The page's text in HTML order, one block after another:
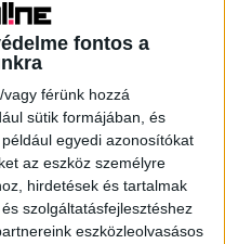
fontos a
férünk hozzá
sütik formájában, és
egyedi azonosítókat
az eszköz személyre
hirdetések és tartalmak
szolgáltatásfejlesztéshez
eszközleolvasásos
emberek beszélnek
inspiráló akció rengeteg
meg, idén pedig már a
díjakat.
hogy a motiváló életutak
is eljussanak azokhoz,
vagy kíváncsiak